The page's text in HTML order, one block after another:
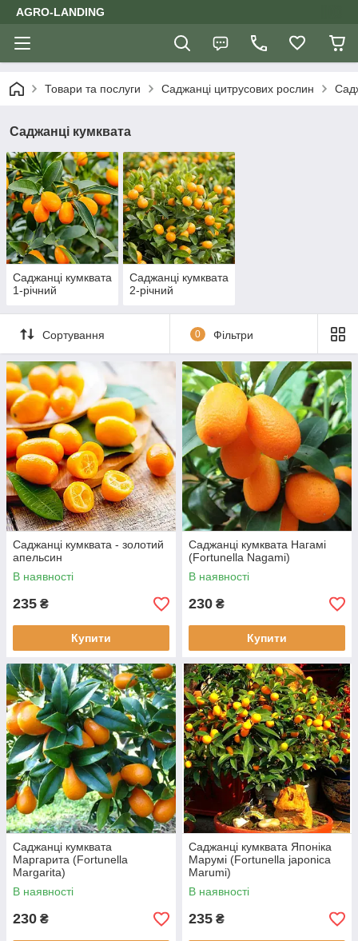
AGRO-LANDING
Товари та послуги Саджанці цитрусових рослин
Саджанці кумквата
Саджанці кумквата
1-річний
Саджанці кумквата
2-річний
Сортування 0 Фільтри
Саджанці кумквата - золотий
апельсин
В наявності
235 ₴
Купити
Саджанці кумквата Нагамі
(Fortunella Nagami)
В наявності
230 ₴
Купити
Саджанці кумквата
Маргарита (Fortunella
Margarita)
В наявності
230 ₴
Саджанці кумквата Японіка
Марумі (Fortunella japonica
Marumi)
В наявності
235 ₴